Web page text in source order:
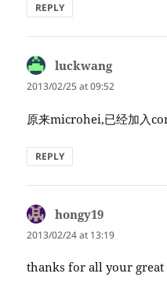
REPLY
luckwangsays:
2013/02/25 at 09:52
原来microhei,已经加入
REPLY
hongy19
2013/02/24 at 13:19
thanks for all your